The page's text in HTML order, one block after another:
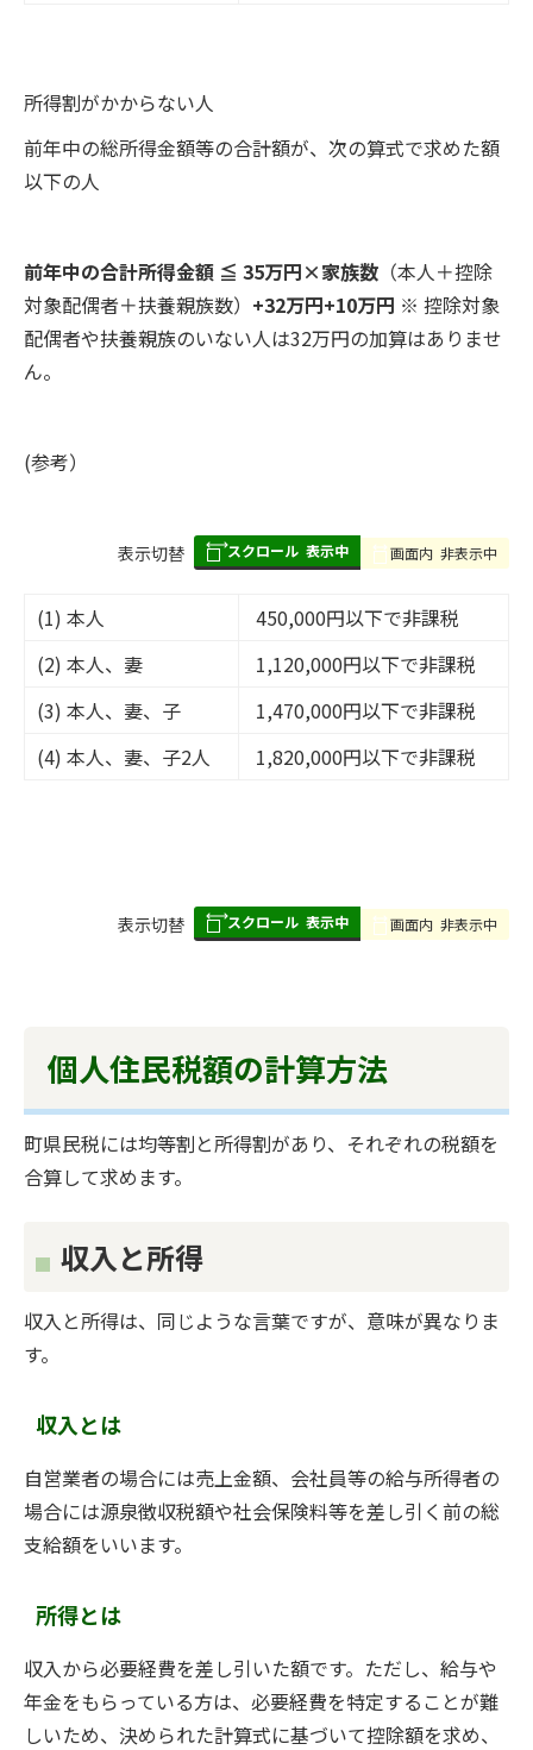
所得割がかからない人
前年中の総所得金額等の合計額が、次の算式で求めた額
以下の人
前年中の合計所得金額 ≦ 35万円×家族数 （本人＋控除
対象配偶者＋扶養親族数） +32万円+10万円 ※ 控除対象
配偶者や扶養親族のいない人は32万円の加算はありませ
ん。
(参考）
表
表示切替 スクロール 表示中 画面内 非表示中
(1) 本人
450,000円以下で非課税
(2) 本人、妻
1,120,000円以下で非課税
(3) 本人、妻、子
1,470,000円以下で非課税
(4) 本人、妻、子2人
1,820,000円以下で非課税
表
表示切替 スクロール 表示中 画面内 非表示中
個人住民税額の計算方法
町県民税には均等割と所得割があり、それぞれの税額を
合算して求めます。
収入と所得
収入と所得は、同じような言葉ですが、意味が異なりま
す。
収入とは
自営業者の場合には売上金額、会社員等の給与所得者の
場合には源泉徴収税額や社会保険料等を差し引く前の総
支給額をいいます。
所得とは
収入から必要経費を差し引いた額です。ただし、給与や
年金をもらっている方は、必要経費を特定することが難
しいため、決められた計算式に基づいて控除額を求め、